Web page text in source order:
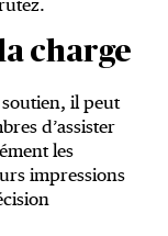
charge
soutien, il peut
d’assister
les
impressions